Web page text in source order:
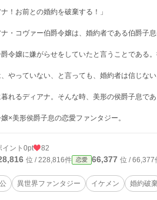
ナ！お前との婚約を破棄する！」
・コヴァー伯爵令嬢は、婚約者である伯爵子
令嬢に嫌がらせをしていたと言うことである
やっていない、と言っても、婚約者は信じない
れるディアナ。そんな時、美形の侯爵子息で
×美形侯爵子息の恋愛ファンタジー。
ント 0pt 82
位 / 228,816件 恋愛 66,377 位 / 66,377
異世界ファンタジー イケメン 婚約破